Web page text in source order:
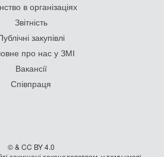
в організаціях
Звітність
закупівлі
про нас у ЗМІ
Вакансії
Співпраця
© & CC BY 4.0